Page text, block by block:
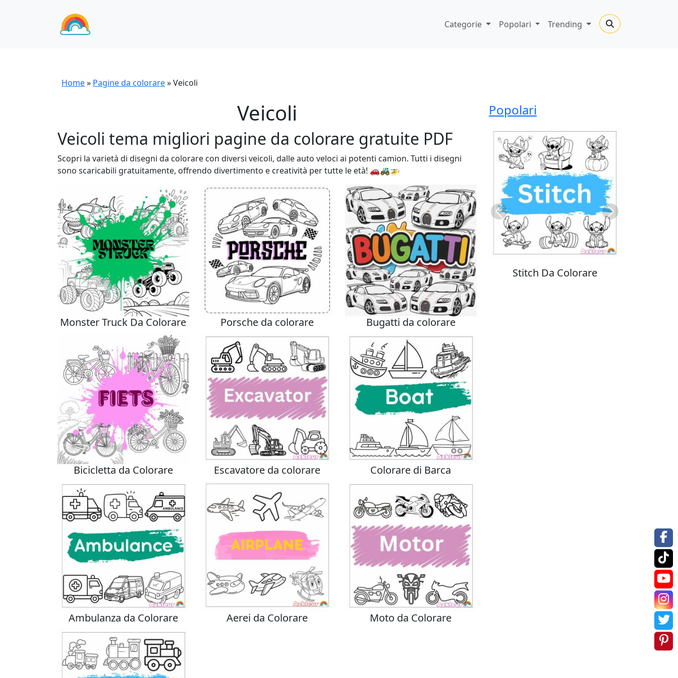
Categorie Popolari Trending
Home» Pagine da colorare»Veicoli
Veicoli
Veicoli tema migliori pagine da colorare gratuite PDF
Scopri la varietà di disegni da colorare con diversi veicoli, dalle auto veloci ai potenti camion. Tutti i disegni
sono scaricabili gratuitamente, offrendo divertimento e creatività per tutte le età! 🚗🚜🚁
Monster Truck Da Colorare Porsche da colorare Bugatti da colorare
Bicicletta da Colorare Escavatore da colorare Colorare di Barca
Ambulanza da Colorare Aerei da Colorare Moto da Colorare
Popolari
Stitch Da Colorare
Previous Next